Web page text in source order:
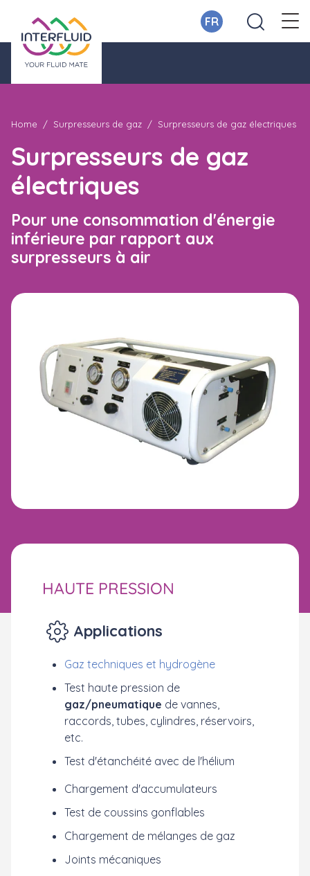
FR
Home Surpresseurs de gaz Surpresseurs de gaz électriques
Surpresseurs de gaz
électriques
Pour une consommation d'énergie
inférieure par rapport aux
surpresseurs à air
HAUTE PRESSION
Applications
Gaz techniques et hydrogène
Test haute pression de
gaz/pneumatique de vannes,
raccords, tubes, cylindres, réservoirs,
etc.
Test d'étanchéité avec de l'hélium
Chargement d'accumulateurs
Test de coussins gonflables
Chargement de mélanges de gaz
Joints mécaniques